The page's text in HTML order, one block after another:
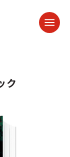
ク